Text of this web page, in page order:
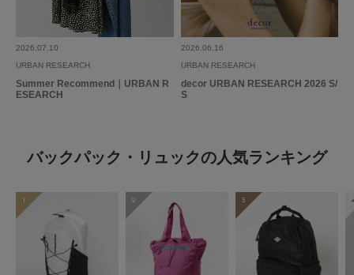
2026.07.10
URBAN RESEARCH
Summer Recommend｜URBAN R
ESEARCH
2026.06.16
URBAN RESEARCH
decor URBAN RESEARCH 2026 S/
S
バックパック・リュックの人気ランキング
1 2 3